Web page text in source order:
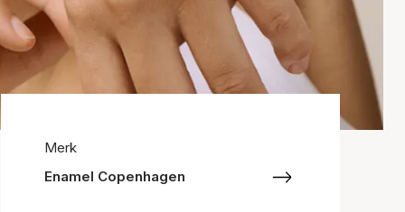
Merk
Enamel Copenhagen